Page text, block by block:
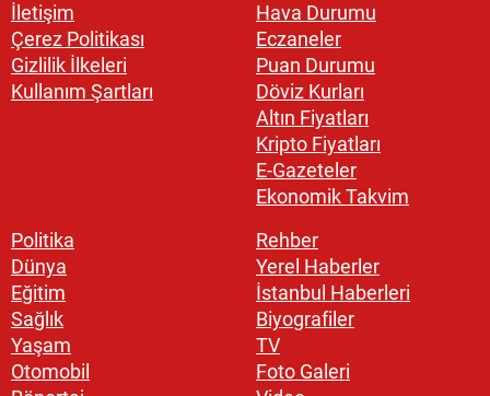
İletişim
Çerez Politikası
Gizlilik İlkeleri
Kullanım Şartları
Hava Durumu
Eczaneler
Puan Durumu
Döviz Kurları
Altın Fiyatları
Kripto Fiyatları
E-Gazeteler
Ekonomik Takvim
Politika
Dünya
Eğitim
Sağlık
Yaşam
Otomobil
Rehber
Yerel Haberler
İstanbul Haberleri
Biyografiler
TV
Foto Galeri